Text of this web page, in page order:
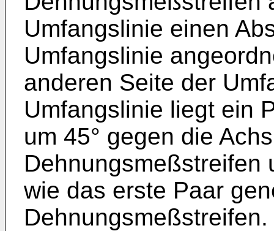
Umfangslinie einen
Umfangslinie
anderen Seite der
Umfangslinie liegt ein
um 45° gegen die
Dehnungsmeßstreifen
wie das erste Paar
Dehnungsmeßstreifen.